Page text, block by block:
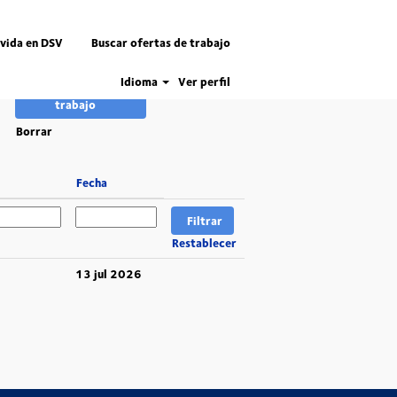
en DSV Buscar ofertas de trabajo
Idioma Ver perfil
Borrar
Fecha
Restablecer
13 jul 2026